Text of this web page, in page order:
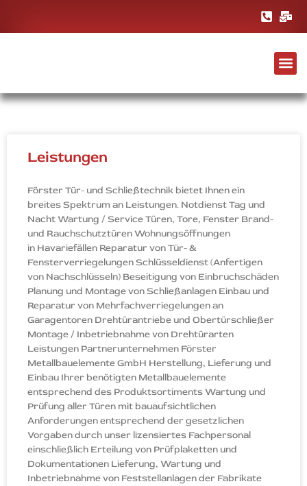
Leistungen
Förster Tür- und Schließtechnik bietet Ihnen ein
breites Spektrum an Leistungen. Notdienst Tag und
Nacht Wartung / Service Türen, Tore, Fenster Brand-
und Rauchschutztüren Wohnungsöffnungen
in Havariefällen Reparatur von Tür- &
Fensterverriegelungen Schlüsseldienst (Anfertigen
von Nachschlüsseln) Beseitigung von Einbruchschäden
Planung und Montage von Schließanlagen Einbau und
Reparatur von Mehrfachverriegelungen an
Garagentoren Drehtürantriebe und Obertürschließer
Montage / Inbetriebnahme von Drehtürarten
Leistungen Partnerunternehmen Förster
Metallbauelemente GmbH Herstellung, Lieferung und
Einbau Ihrer benötigten Metallbauelemente
entsprechend des Produktsortiments Wartung und
Prüfung aller Türen mit bauaufsichtlichen
Anforderungen entsprechend der gesetzlichen
Vorgaben durch unser lizensiertes Fachpersonal
einschließlich Erteilung von Prüfplaketten und
Dokumentationen Lieferung, Wartung und
Inbetriebnahme von Feststellanlagen der Fabrikate